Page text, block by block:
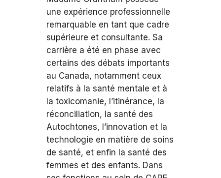
une expérience professionnelle
remarquable en tant que cadre
supérieure et consultante. Sa
carrière a été en phase avec
certains des débats importants
au Canada, notamment ceux
relatifs à la santé mentale et à
la toxicomanie, l’itinérance, la
réconciliation, la santé des
Autochtones, l’innovation et la
technologie en matière de soins
de santé, et enfin la santé des
femmes et des enfants. Dans